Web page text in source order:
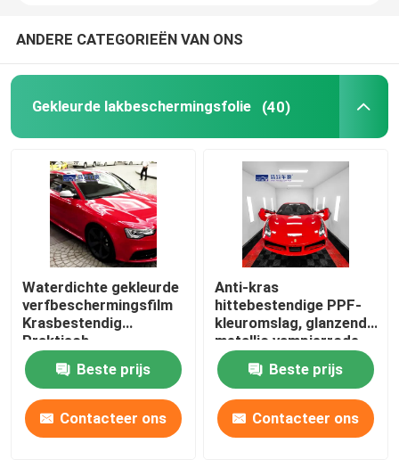
ANDERE CATEGORIEËN VAN ONS
Gekleurde lakbeschermingsfolie (40)
Waterdichte gekleurde
verfbeschermingsfilm
Krasbestendig
Praktisch
Beste prijs
Contacteer ons
Anti-kras
hittebestendige PPF-
kleuromslag, glanzende
metallic vampierrode
vinylomslag
Beste prijs
Contacteer ons